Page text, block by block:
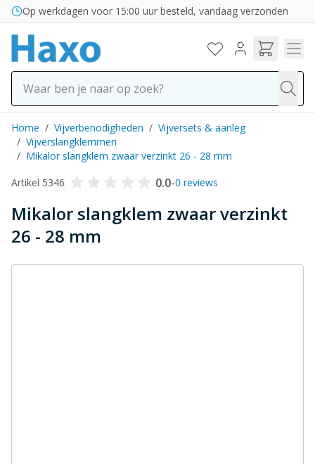
Ga naar de inhoud
Op werkdagen voor 15:00 uur besteld, vandaag verzonden
Home / Vijverbenodigheden / Vijversets & aanleg
/ Vijverslangklemmen
/ Mikalor slangklem zwaar verzinkt 26 - 28 mm
Artikel 5346
0.0-0 reviews
Mikalor slangklem zwaar verzinkt
26 - 28 mm